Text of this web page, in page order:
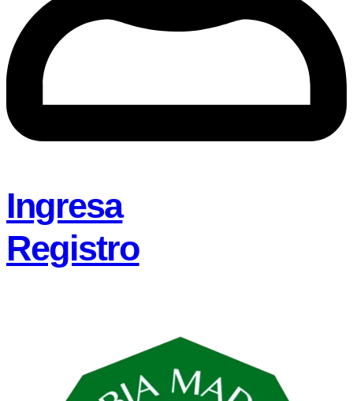
Ingresa
Registro